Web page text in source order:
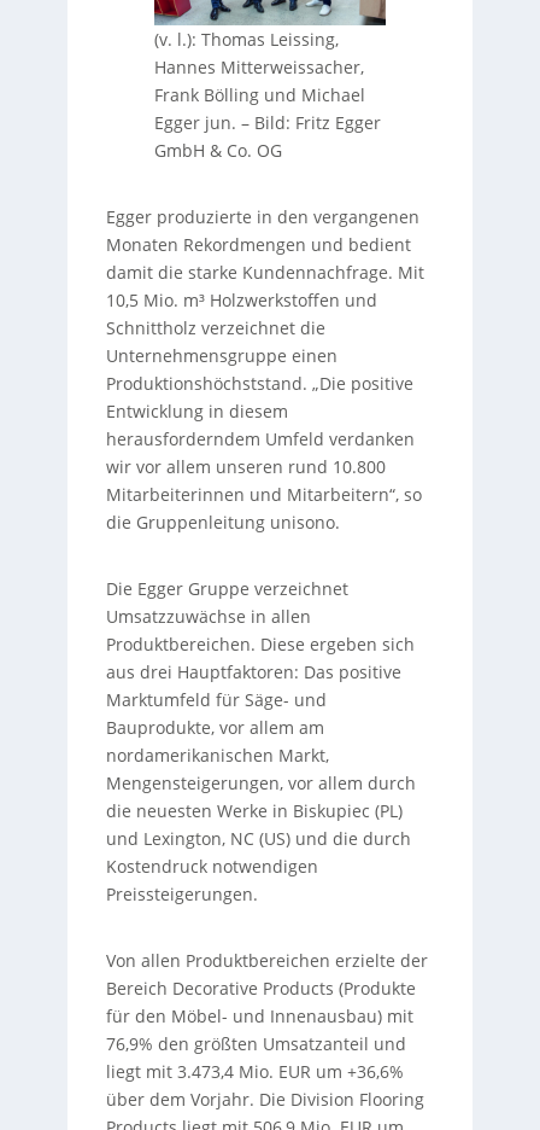
(v. l.): Thomas Leissing,
Hannes Mitterweissacher,
Frank Bölling und Michael
Egger jun. – Bild: Fritz Egger
GmbH & Co. OG
Egger produzierte in den vergangenen
Monaten Rekordmengen und bedient
damit die starke Kundennachfrage. Mit
10,5 Mio. m³ Holzwerkstoffen und
Schnittholz verzeichnet die
Unternehmensgruppe einen
Produktionshöchststand. „Die positive
Entwicklung in diesem
herausforderndem Umfeld verdanken
wir vor allem unseren rund 10.800
Mitarbeiterinnen und Mitarbeitern“, so
die Gruppenleitung unisono.
Die Egger Gruppe verzeichnet
Umsatzzuwächse in allen
Produktbereichen. Diese ergeben sich
aus drei Hauptfaktoren: Das positive
Marktumfeld für Säge- und
Bauprodukte, vor allem am
nordamerikanischen Markt,
Mengensteigerungen, vor allem durch
die neuesten Werke in Biskupiec (PL)
und Lexington, NC (US) und die durch
Kostendruck notwendigen
Preissteigerungen.
Von allen Produktbereichen erzielte der
Bereich Decorative Products (Produkte
für den Möbel- und Innenausbau) mit
76,9% den größten Umsatzanteil und
liegt mit 3.473,4 Mio. EUR um +36,6%
über dem Vorjahr. Die Division Flooring